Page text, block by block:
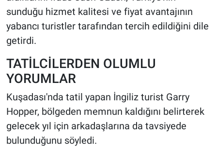
sunduğu hizmet kalitesi ve fiyat avantajının
yabancı turistler tarafından tercih edildiğini dile
getirdi.
TATİLCİLERDEN OLUMLU
YORUMLAR
Kuşadası'nda tatil yapan İngiliz turist Garry
Hopper, bölgeden memnun kaldığını belirterek
gelecek yıl için arkadaşlarına da tavsiyede
bulunduğunu söyledi.